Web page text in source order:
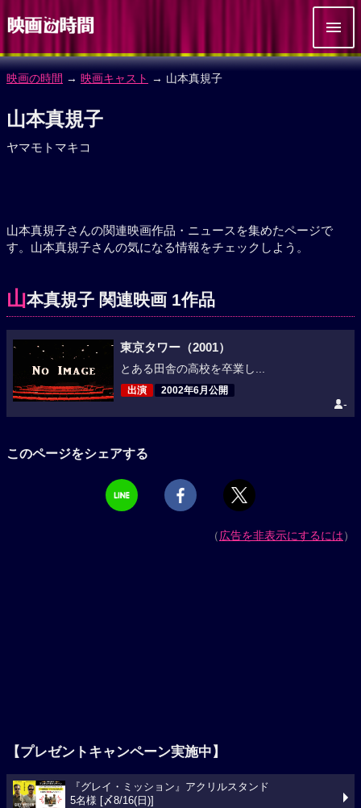
映画の時間 → 映画キャスト → 山本真規子
山本真規子
ヤマモトマキコ
山本真規子さんの関連映画作品・ニュースを集めたページで
す。山本真規子さんの気になる情報をチェックしよう。
山本真規子 関連映画 1作品
東京タワー（2001）
とある田舎の高校を卒業し...
出演 2002年6月公開
-
このページをシェアする
（広告を非表示にするには）
【プレゼントキャンペーン実施中】
『グレイ・ミッション』アクリルスタンド
5名様 [〆8/16(日)]